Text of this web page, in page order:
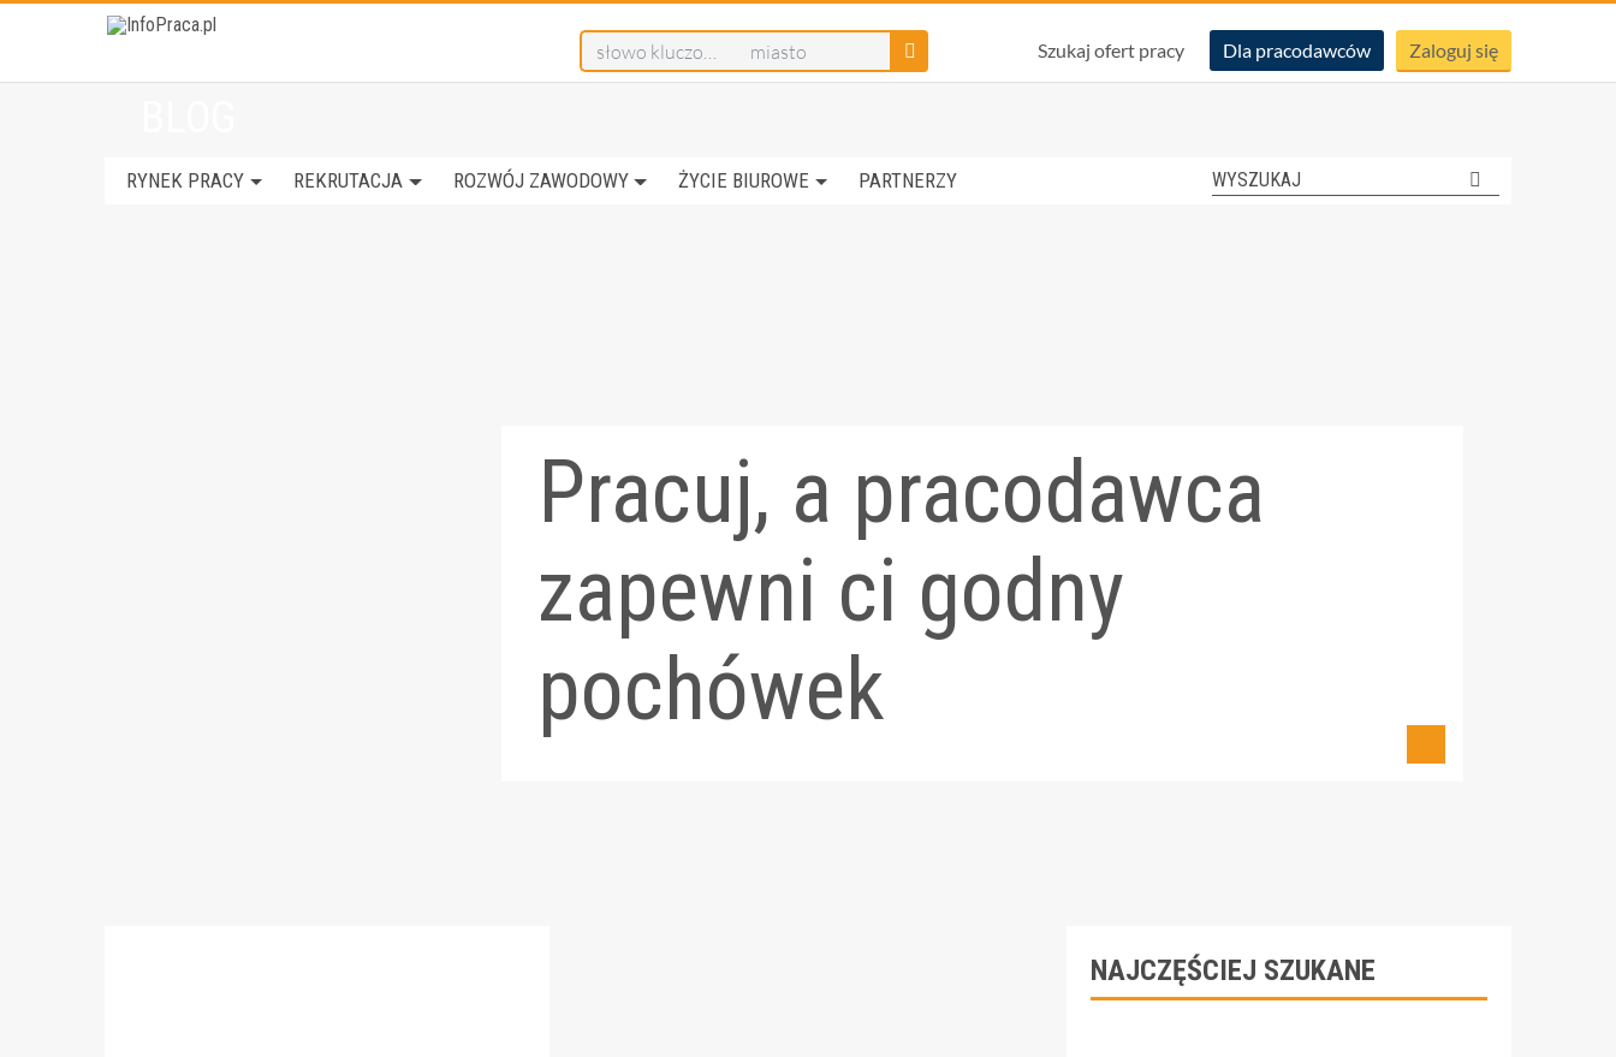
Szukaj ofert pracy Dla pracodawców Zaloguj się
RYNEK PRACY REKRUTACJA ROZWÓJ ZAWODOWY ŻYCIE BIUROWE PARTNERZY
Pracuj, a pracodawca
zapewni ci godny
pochówek
NAJCZĘŚCIEJ SZUKANE